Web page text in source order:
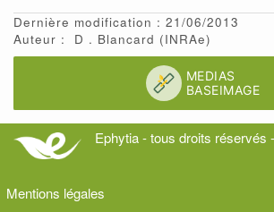
Dernière modification : 21/06/2013
Auteur :
D Blancard (INRAe)
Ephytia - tous droits réservés
Mentions légales